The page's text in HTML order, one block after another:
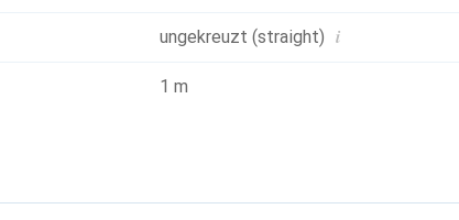
ungekreuzt (straight) i
1 m